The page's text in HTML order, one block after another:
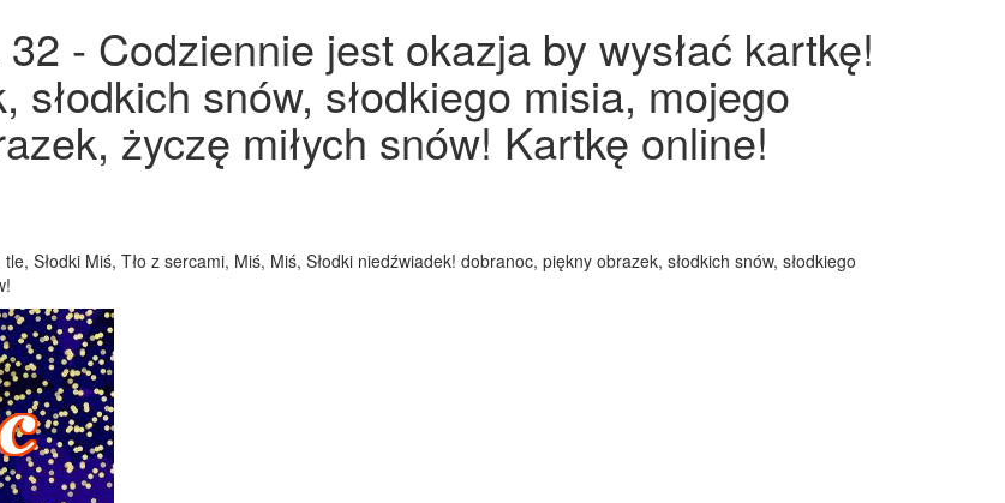
- Codziennie jest okazja by wysłać kartkę!
snów, słodkiego misia, mojego
życzę miłych snów! Kartkę online!
Słodki Miś, Tło z sercami, Miś, Miś, Słodki niedźwiadek! dobranoc, piękny obrazek, słodkich snów, słodkiego